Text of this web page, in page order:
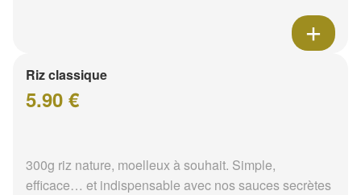
Riz classique
5.90 €
300g riz nature, moelleux à souhait. Simple,
efficace… et indispensable avec nos sauces secrètes